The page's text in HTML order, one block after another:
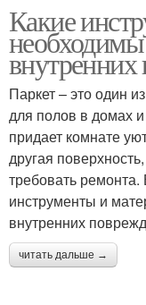
Какие
внутренних
Паркет – это один
для полов в домах
придает комнате
другая
требовать
инструменты и
внутренних
читать дальше →